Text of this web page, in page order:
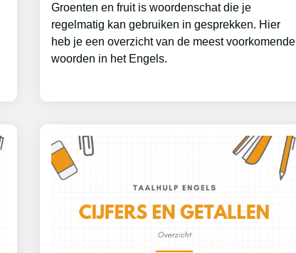
Groenten en fruit is woordenschat die je
regelmatig kan gebruiken in gesprekken. Hier
heb je een overzicht van de meest voorkomende
woorden in het Engels.